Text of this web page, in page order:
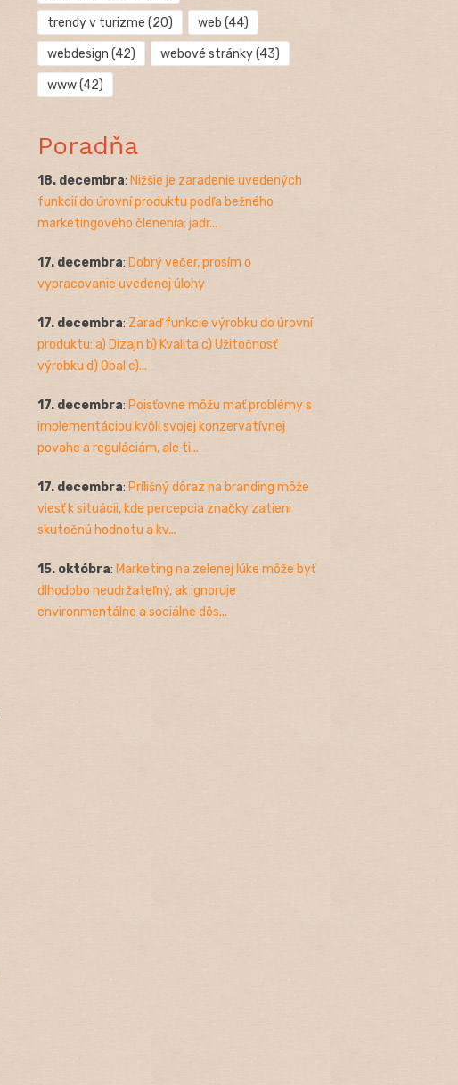
trendy v turizme (20) web (44)
webdesign (42) webové stránky(43)
www(42)
Poradňa
18. decembra: Nižšie je zaradenie uvedených
funkcií do úrovní produktu podľa bežného
marketingového členenia: jadr...
17. decembra: Dobrý večer, prosím o
vypracovanie uvedenej úlohy
17. decembra: Zaraď funkcie výrobku do úrovní
produktu: a) Dizajn b) Kvalita c) Užitočnosť
výrobku d) Obal e)...
17. decembra: Poisťovne môžu mať problémy s
implementáciou kvôli svojej konzervatívnej
povahe a reguláciám, ale ti...
17. decembra: Prílišný dôraz na branding môže
viesť k situácii, kde percepcia značky zatieni
skutočnú hodnotu a kv...
15. októbra: Marketing na zelenej lúke môže byť
dlhodobo neudržateľný, ak ignoruje
environmentálne a sociálne dôs...